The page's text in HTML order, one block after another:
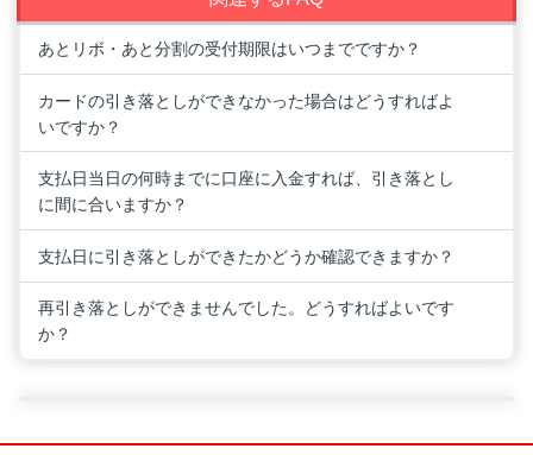
あとリボ・あと分割の受付期限はいつまでですか？
カードの引き落としができなかった場合はどうすればよ
いですか？
支払日当日の何時までに口座に入金すれば、引き落とし
に間に合いますか？
支払日に引き落としができたかどうか確認できますか？
再引き落としができませんでした。どうすればよいです
か？